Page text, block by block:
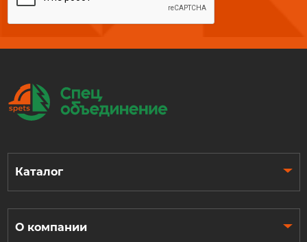
Каталог
О компании